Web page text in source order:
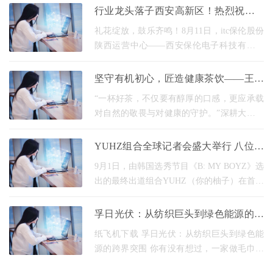
慧。新手小白刚入门，用错成语比发错表情
行业龙头落子西安高新区！热烈祝贺itc
保伦股份陕西运营中心盛大启航！
礼花绽放，鼓乐齐鸣！8月11日，itc保伦股份
陕西运营中心——西安保伦电子科技有限公
西西安，这是itc深耕区域市场、完善全国战
坚守有机初心，匠造健康茶饮——王百
鸣与他的有机杜仲茶创业之路
“一杯好茶，不仅要有醇厚的口感，更应承载
对自然的敬畏与对健康的守护。”深耕大健康
人王百鸣，在谈及推出有机杜仲茶的初心
YUHZ组合全球记者会盛大举行 八位成
员齐亮相备受关注
9月1日，由韩国选秀节目《B: MY BOYZ》选
出的最终出道组合YUHZ（你的柚子）在首尔
着组合正式出道并开启未来五年的全球活动
孚日光伏：从纺织巨头到绿色能源的跨
界突围
纸飞机下载 孚日光伏：从纺织巨头到绿色能
源的跨界突围 你有没有想过，一家做毛巾和